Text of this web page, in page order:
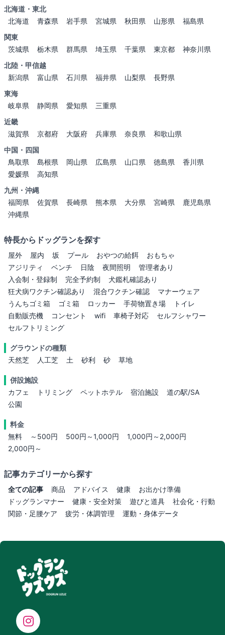
北海道・東北
北海道
青森県 岩手県 宮城県 秋田県 山形県
福島県
関東
茨城県
栃木県 群馬県 埼玉県 千葉県 東京都
神奈川県
北陸・甲信越
新潟県
富山県 石川県 福井県 山梨県
長野県
東海
岐阜県
静岡県 愛知県
三重県
近畿
滋賀県
京都府 大阪府 兵庫県 奈良県
和歌山県
中国・四国
鳥取県
島根県 岡山県 広島県 山口県 徳島県
香川県
愛媛県
高知県
九州・沖縄
福岡県
佐賀県 長崎県 熊本県 大分県 宮崎県
鹿児島県
沖縄県
特長からドッグランを探す
屋外 屋内 坂 プール おやつの給餌
おもちゃ
アジリティ
ベンチ 日陰 夜間照明
管理者あり
入会制・登録制
完全予約制
犬鑑札確認あり
狂犬病ワクチン確認あり
混合ワクチン確認
マナーウェア
うんちゴミ箱
ゴミ箱 ロッカー 手荷物置き場
トイレ
自動販売機
コンセント wifi 車椅子対応
セルフシャワー
セルフトリミング
グラウンドの種類
天然芝
人工芝 土 砂利 砂 草地
併設施設
カフェ
トリミング ペットホテル 宿泊施設
道の駅/SA
公園
料金
無料
～500円 500円～1,000円
1,000円～2,000円
2,000円～
記事カテゴリーから探す
全ての記事 商品 アドバイス 健康
お出かけ準備
ドッグランマナー
健康・安全対策 遊びと道具
社会化・行動
関節・足腰ケア
疲労・体調管理 運動・身体データ